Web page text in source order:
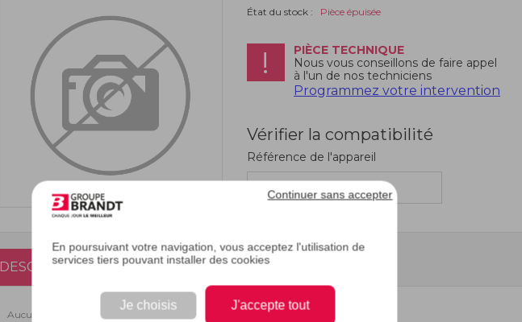
En poursuivant votre navigation, vous acceptez l'utilisation de
services tiers pouvant installer des cookies
Je choisis J'accepte tout
Continuer sans accepter
État du stock : Pièce épuisée
PIÈCE TECHNIQUE
Nous vous conseillons de faire appel
à l'un de nos techniciens
Programmez votre intervention
Vérifier la compatibilité
Référence de l'appareil
DESCRIPTION
Aucune description.